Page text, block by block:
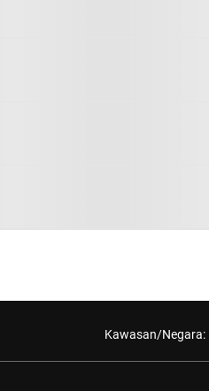
Kawasan/Negara: